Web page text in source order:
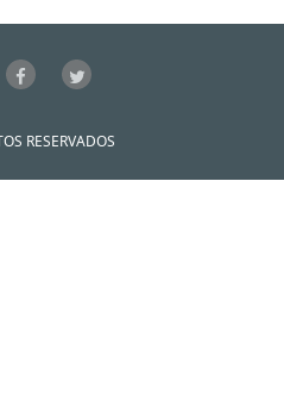
RESERVADOS